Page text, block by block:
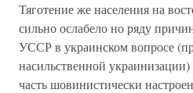
Тяготение же населения на
сильно ослабело но ряду
УССР в украинском вопросе
насильственной
часть шовинистически